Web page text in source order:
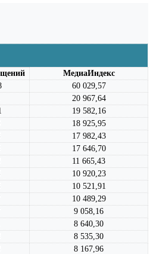
МедиаИндекс
60 029,57
20 967,64
19 582,16
18 925,95
17 982,43
17 646,70
11 665,43
10 920,23
10 521,91
10 489,29
9 058,16
8 640,30
8 535,30
8 167,96